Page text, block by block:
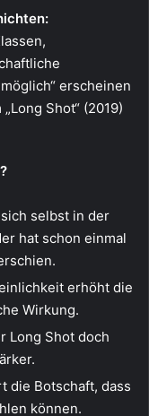
erscheinen
Shot“ (2019)
selbst in der
hat schon einmal
erhöht die
Wirkung.
Long Shot doch
die Botschaft, dass
können.